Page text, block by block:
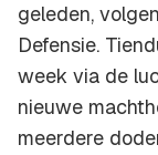
geleden,
Defensie.
week via de
nieuwe
meerdere